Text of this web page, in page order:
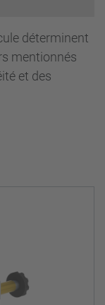
déterminent
mentionnés
et des